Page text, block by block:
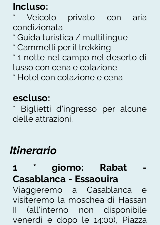
Incluso:
* Veicolo privato con aria
condizionata
* Guida turistica / multilingue
* Cammelli per il trekking
* 1 notte nel campo nel deserto di
lusso con cena e colazione
* Hotel con colazione e cena
escluso:
* Biglietti d'ingresso per alcune
delle attrazioni.
Itinerario
1 ° giorno: Rabat -
Casablanca - Essaouira
Viaggeremo a Casablanca e
visiteremo la moschea di Hassan
II (all'interno non disponibile
venerdì e dopo le 14:00), Piazza